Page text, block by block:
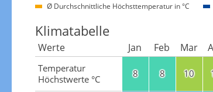
Ø Durchschnittliche Höchsttemperatur in °C
Klimatabelle
Werte Jan Feb Mar
Temperatur
Höchstwerte °C
8 8 10